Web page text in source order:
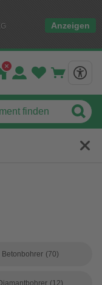
Anzeigen
Betonbohrer (70)
(12)